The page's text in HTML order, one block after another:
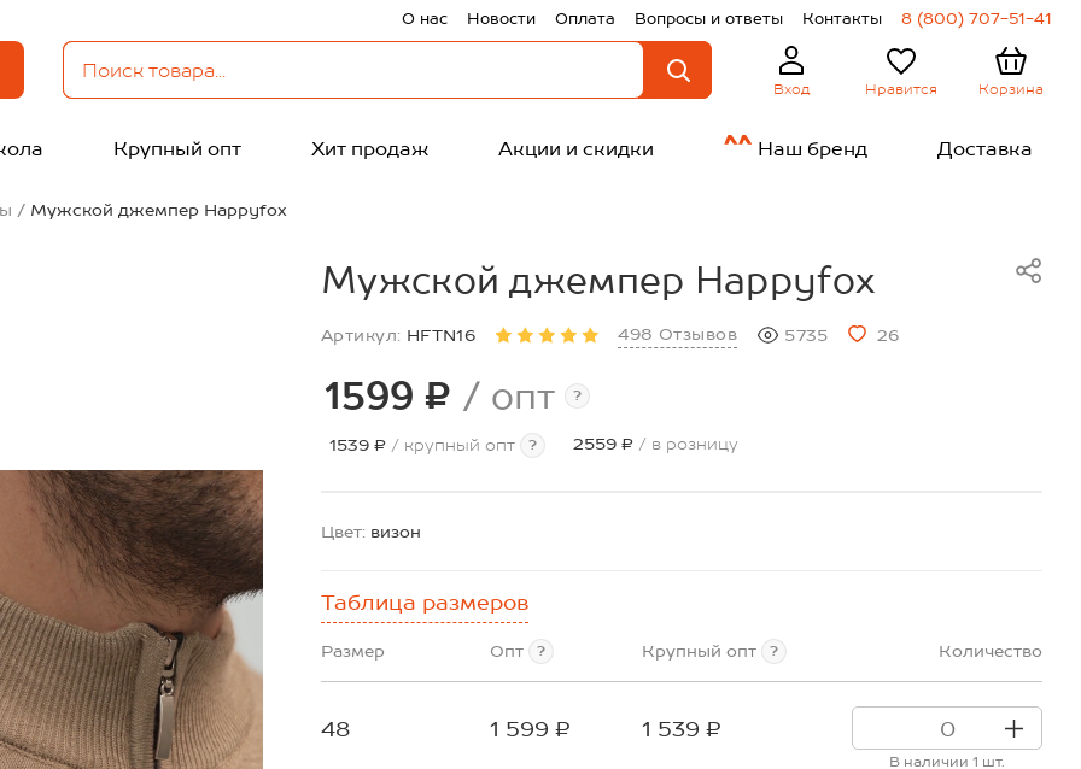
О нас Новости Оплата Вопросы и ответы Контакты 8 (800) 707-51-41
Вход Нравится Корзина
Крупный опт Хит продаж Акции и скидки Наш бренд Доставка
Мужской джемпер Happyfox
Мужской джемпер Happyfox
Артикул: HFTN16 498 Отзывов 5735 26
1599 ₽ / опт ?
1539 ₽ / крупный опт ? 2559 ₽ / в розницу
Цвет: визон
Таблица размеров
Размер Опт ? Крупный опт ? Количество
48 1 599 ₽ 1 539 ₽
В наличии 1 шт.